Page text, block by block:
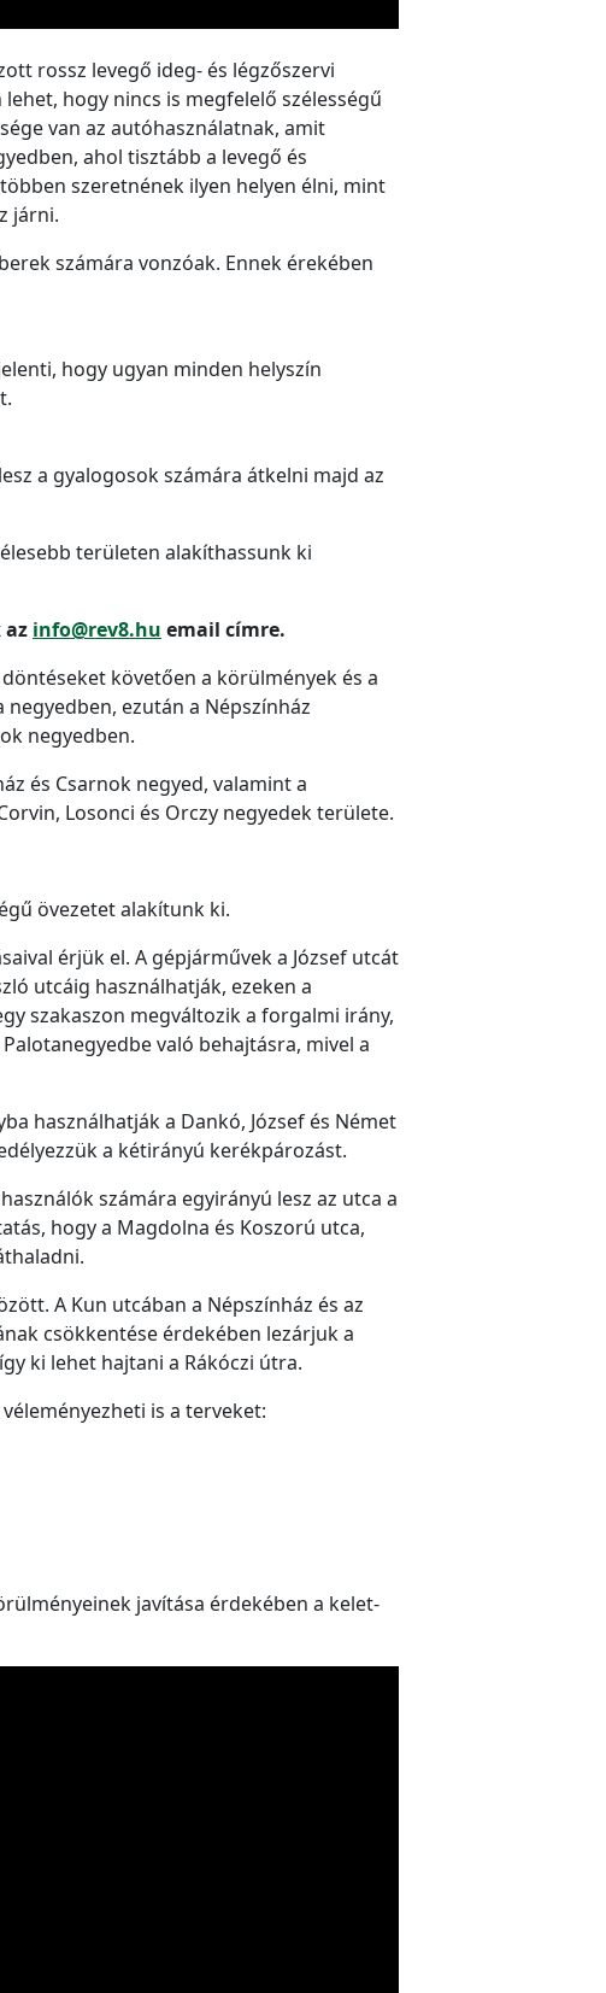
rossz levegő ideg- és légzőszervi
hogy nincs is megfelelő szélességű
van az autóhasználatnak, amit
ahol tisztább a levegő és
szeretnének ilyen helyen élni, mint
járni.
számára vonzóak. Ennek érekében
hogy ugyan minden helyszín
a gyalogosok számára átkelni majd az
területen alakíthassunk ki
info@rev8.hu email címre.
követően a körülmények és a
ezután a Népszínház
negyedben.
és Csarnok negyed, valamint a
Losonci és Orczy negyedek területe.
övezetet alakítunk ki.
érjük el. A gépjárművek a József utcát
utcáig használhatják, ezeken a
szakaszon megváltozik a forgalmi irány,
való behajtásra, mivel a
használhatják a Dankó, József és Német
a kétirányú kerékpározást.
számára egyirányú lesz az utca a
hogy a Magdolna és Koszorú utca,
A Kun utcában a Népszínház és az
csökkentése érdekében lezárjuk a
ki lehet hajtani a Rákóczi útra.
is a terveket:
javítása érdekében a kelet-